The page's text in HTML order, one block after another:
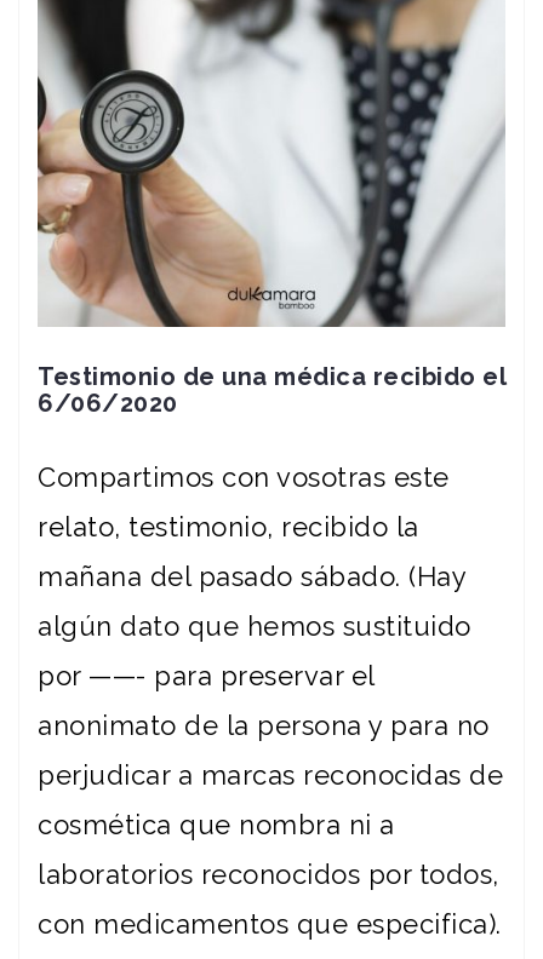
Testimonio de una médica recibido el
6/06/2020
Compartimos con vosotras este
relato, testimonio, recibido la
mañana del pasado sábado. (Hay
algún dato que hemos sustituido
por ——- para preservar el
anonimato de la persona y para no
perjudicar a marcas reconocidas de
cosmética que nombra ni a
laboratorios reconocidos por todos,
con medicamentos que especifica).